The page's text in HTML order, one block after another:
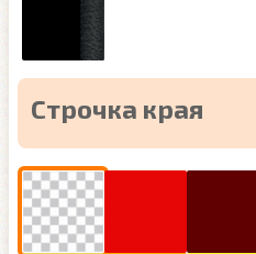
Строчка края